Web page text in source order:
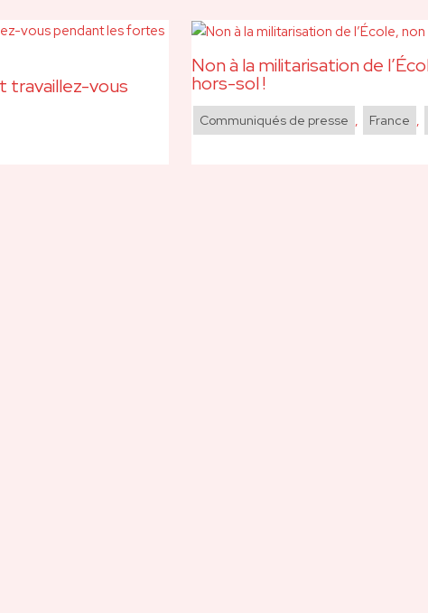
travaillez-vous
Non à la militarisation de
hors-sol !
Communiqués de presse , France ,